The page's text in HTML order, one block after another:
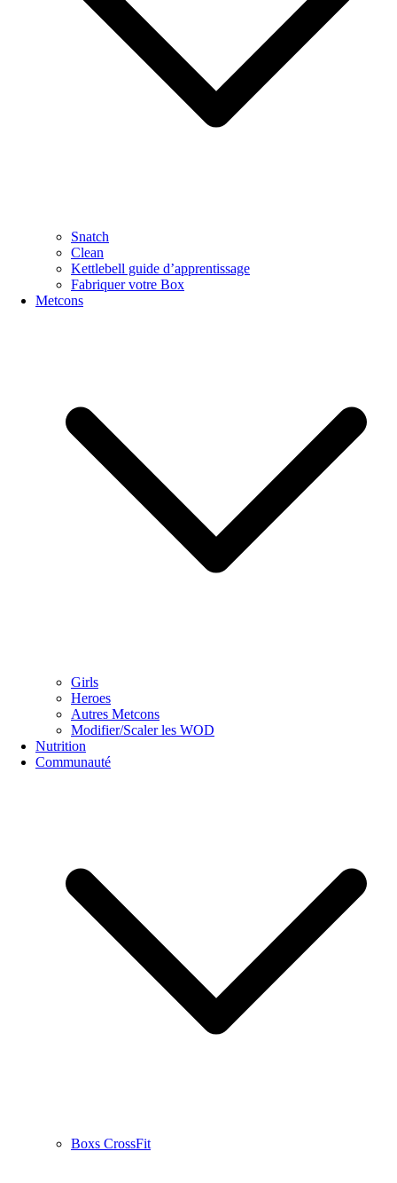
Snatch
Clean
Kettlebell guide d’apprentissage
Fabriquer votre Box
Metcons
Girls
Heroes
Autres Metcons
Modifier/Scaler les WOD
Nutrition
Communauté
Boxs CrossFit